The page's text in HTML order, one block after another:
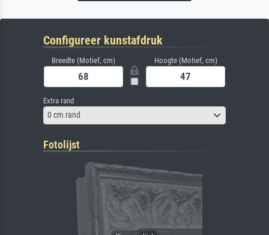
Configureer kunstafdruk
Breedte (Motief, cm) Hoogte (Motief, cm)
Extra rand
0 cm rand
Fotolijst